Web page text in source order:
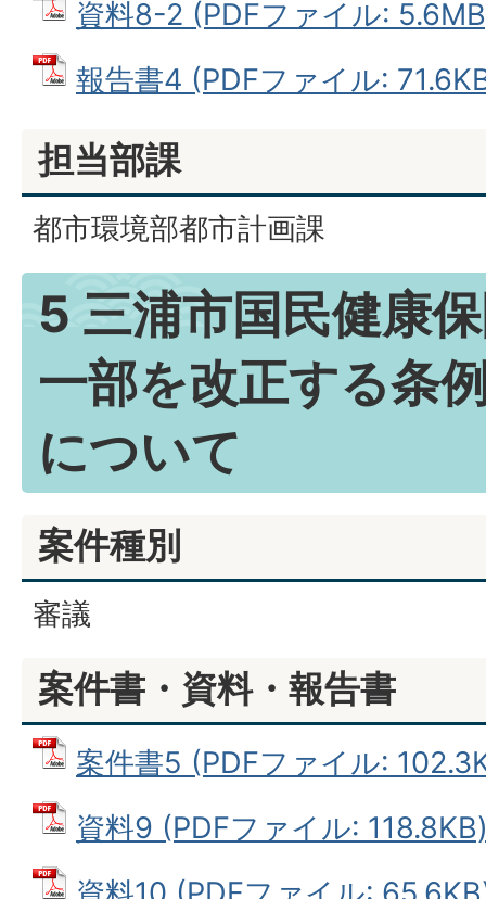
資料8-2 (PDFファイル:
報告書4 (PDFファイル:
担当部課
都市環境部都市計画課
5 三浦市国民健康
一部を改正する条
について
案件種別
審議
案件書・資料・報告書
案件書5 (PDFファイル:
資料9 (PDFファイル: